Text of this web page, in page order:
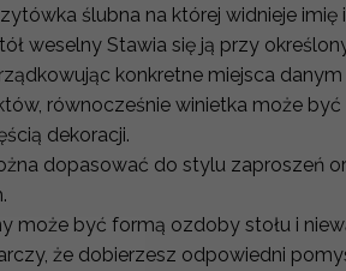
ślubna na której widnieje
weselny Stawia się ją przy
konkretne miejsca
równocześnie winietka może
dekoracji.
dopasować do stylu zaproszeń
może być formą ozdoby stołu i
że dobierzesz odpowiedni